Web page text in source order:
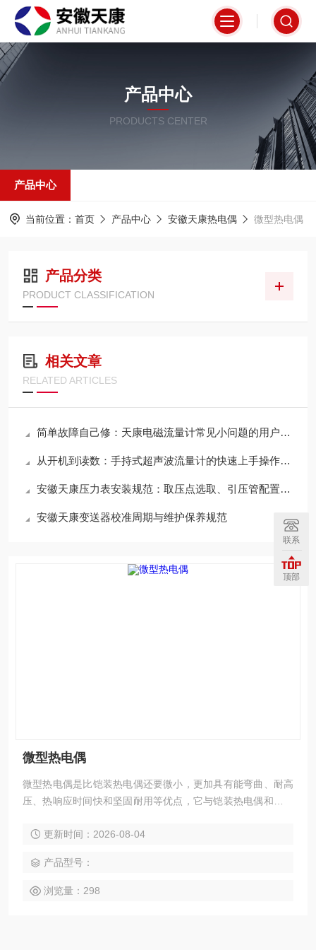
产品中心
PRODUCTS CENTER
产品中心
当前位置： 首页 产品中心 安徽天康热电偶 微型热电偶
产品分类
PRODUCT CLASSIFICATION
相关文章
RELATED ARTICLES
简单故障自己修：天康电磁流量计常见小问题的用户自行处理方法
从开机到读数：手持式超声波流量计的快速上手操作步骤详解
安徽天康压力表安装规范：取压点选取、引压管配置及蒸汽测量冷凝圈的设置
安徽天康变送器校准周期与维护保养规范
微型热电偶
微型热电偶是比铠装热电偶还要微小，更加具有能弯曲、耐高
压、热响应时间快和坚固耐用等优点，它与铠装热电偶和装配
仪和电子调节器配套使用，同时也可以作为装配式热电偶的感
更新时间：2026-08-04
产品型号：
浏览量：298
联系
顶部